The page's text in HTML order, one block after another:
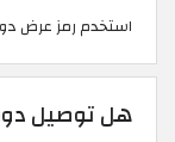
استخدم رمز عرض
هل توصيل